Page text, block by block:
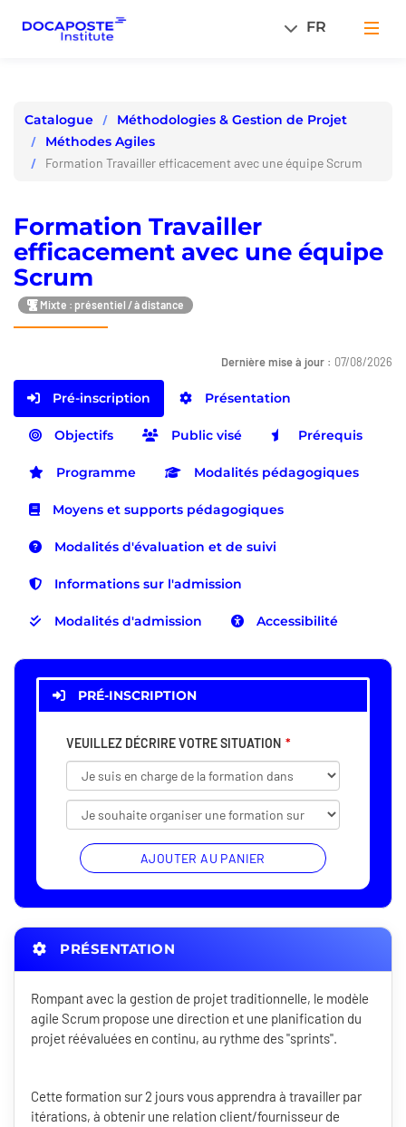
FR
Catalogue
Méthodologies & Gestion de Projet
Méthodes Agiles
Formation Travailler efficacement avec une équipe Scrum
Formation Travailler
efficacement avec une équipe
Scrum
Mixte : présentiel / à distance
Dernière mise à jour : 07/08/2026
Pré-inscription Présentation
Objectifs Public visé Prérequis
Programme Modalités pédagogiques
Moyens et supports pédagogiques
Modalités d'évaluation et de suivi
Informations sur l'admission
Modalités d'admission Accessibilité
PRÉ-INSCRIPTION
VEUILLEZ DÉCRIRE VOTRE SITUATION
AJOUTER AU PANIER
PRÉSENTATION
Rompant avec la gestion de projet traditionnelle, le modèle
agile Scrum propose une direction et une planification du
projet réévaluées en continu, au rythme des "sprints".
Cette formation sur 2 jours vous apprendra à travailler par
itérations, à obtenir une relation client/fournisseur de